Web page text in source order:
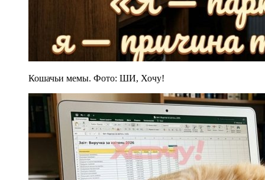
Кошачьи мемы. Фото: ШИ, Хочу!